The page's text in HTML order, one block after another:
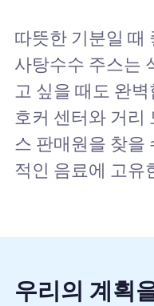
따뜻한 기분일 때
사탕수수 주스는
고 싶을 때도 완
호커 센터와 거리
스 판매원을 찾을
적인 음료에 고유
우리의 계획